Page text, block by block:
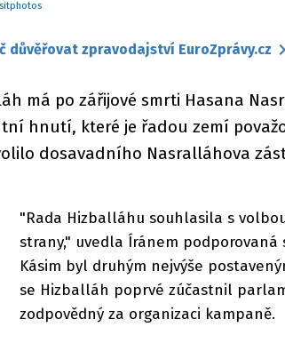
důvěřovat zpravodajství EuroZprávy.cz
má po zářijové smrti Hasana
hnutí, které je řadou zemí
dosavadního Nasralláhova
"Rada Hizballáhu souhlasila s
strany," uvedla Íránem podporovaná
Kásim byl druhým nejvýše
se Hizballáh poprvé zúčastnil
zodpovědný za organizaci kampaně.